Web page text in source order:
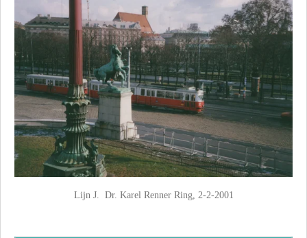
Lijn J. Dr. Karel Renner Ring, 2-2-2001